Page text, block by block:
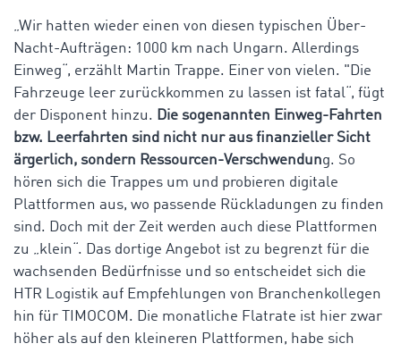
„Wir hatten wieder einen von diesen typischen Über-
Nacht-Aufträgen: 1000 km nach Ungarn. Allerdings
Einweg“, erzählt Martin Trappe. Einer von vielen. "Die
Fahrzeuge leer zurückkommen zu lassen ist fatal“, fügt
der Disponent hinzu. Die sogenannten Einweg-Fahrten
bzw. Leerfahrten sind nicht nur aus finanzieller Sicht
ärgerlich, sondern Ressourcen-Verschwendung. So
hören sich die Trappes um und probieren digitale
Plattformen aus, wo passende Rückladungen zu finden
sind. Doch mit der Zeit werden auch diese Plattformen
zu „klein“. Das dortige Angebot ist zu begrenzt für die
wachsenden Bedürfnisse und so entscheidet sich die
HTR Logistik auf Empfehlungen von Branchenkollegen
hin für TIMOCOM. Die monatliche Flatrate ist hier zwar
höher als auf den kleineren Plattformen, habe sich